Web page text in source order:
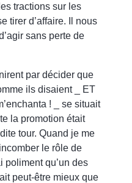
tractions sur les
tirer d’affaire. Il nous
sans perte de
par décider que
ils disaient _ ET
! _ se situait
la promotion était
tour. Quand je me
le rôle de
poliment qu’un des
peut-être mieux que